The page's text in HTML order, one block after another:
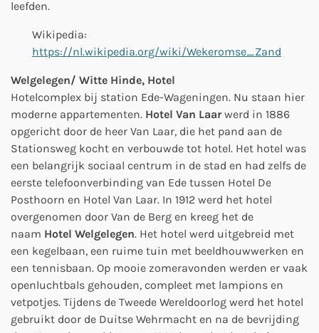
leefden.
Wikipedia:
https://nl.wikipedia.org/wiki/Wekeromse_Zand
Welgelegen/ Witte Hinde, Hotel
Hotelcomplex bij station Ede-Wageningen. Nu staan hier
moderne appartementen. Hotel Van Laar werd in 1886
opgericht door de heer Van Laar, die het pand aan de
Stationsweg kocht en verbouwde tot hotel. Het hotel was
een belangrijk sociaal centrum in de stad en had zelfs de
eerste telefoonverbinding van Ede tussen Hotel De
Posthoorn en Hotel Van Laar. In 1912 werd het hotel
overgenomen door Van de Berg en kreeg het de
naam Hotel Welgelegen. Het hotel werd uitgebreid met
een kegelbaan, een ruime tuin met beeldhouwwerken en
een tennisbaan. Op mooie zomeravonden werden er vaak
openluchtbals gehouden, compleet met lampions en
vetpotjes. Tijdens de Tweede Wereldoorlog werd het hotel
gebruikt door de Duitse Wehrmacht en na de bevrijding